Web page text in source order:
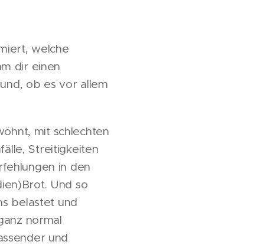
welche
dir einen
ob es vor allem
mit schlechten
Streitigkeiten
in den
Und so
belastet und
normal
und